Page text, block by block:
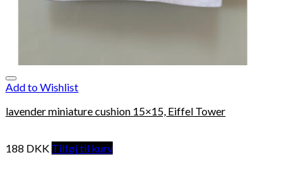
Add to Wishlist
lavender miniature cushion 15×15, Eiffel Tower
188 DKK Tilføj til kurv